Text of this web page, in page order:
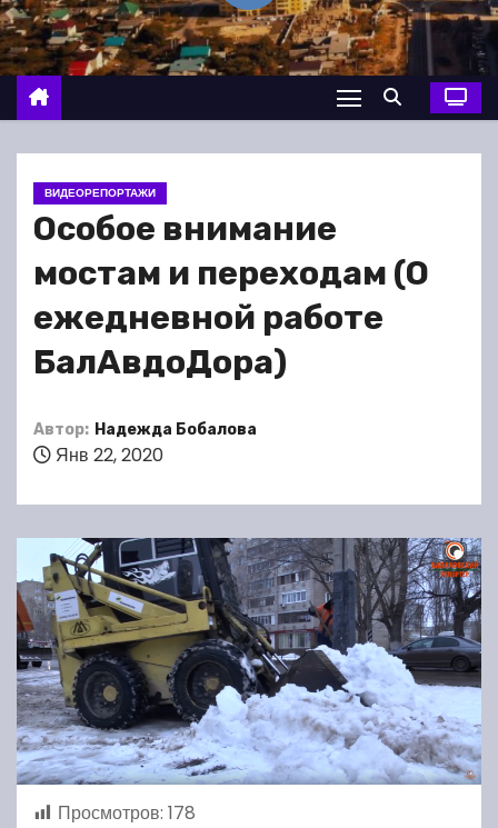
о
м
у
ВИДЕОРЕПОРТАЖИ
Особое внимание
мостам и переходам (О
ежедневной работе
БалАвдоДора)
Автор: Надежда Бобалова
Янв 22, 2020
Просмотров: 178